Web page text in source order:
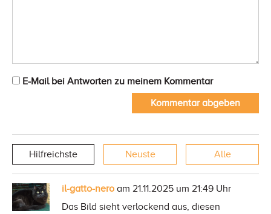
E-Mail bei Antworten zu meinem Kommentar
Kommentar abgeben
Hilfreichste Neuste Alle
il-gatto-nero am 21.11.2025 um 21:49 Uhr
Das Bild sieht verlockend aus, diesen